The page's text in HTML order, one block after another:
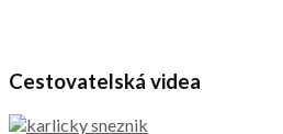
Cestovatelská videa